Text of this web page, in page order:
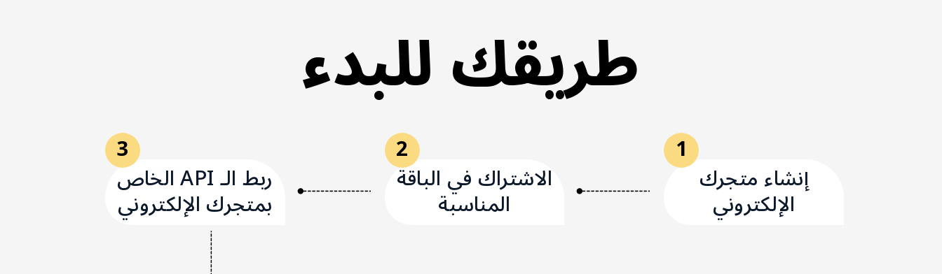
طريقك للبدء
إنشاء متجرك
الإلكتروني
1
الاشتراك في الباقة
المناسبة
2
ربط الـ API الخاص
بمتجرك الإلكتروني
3